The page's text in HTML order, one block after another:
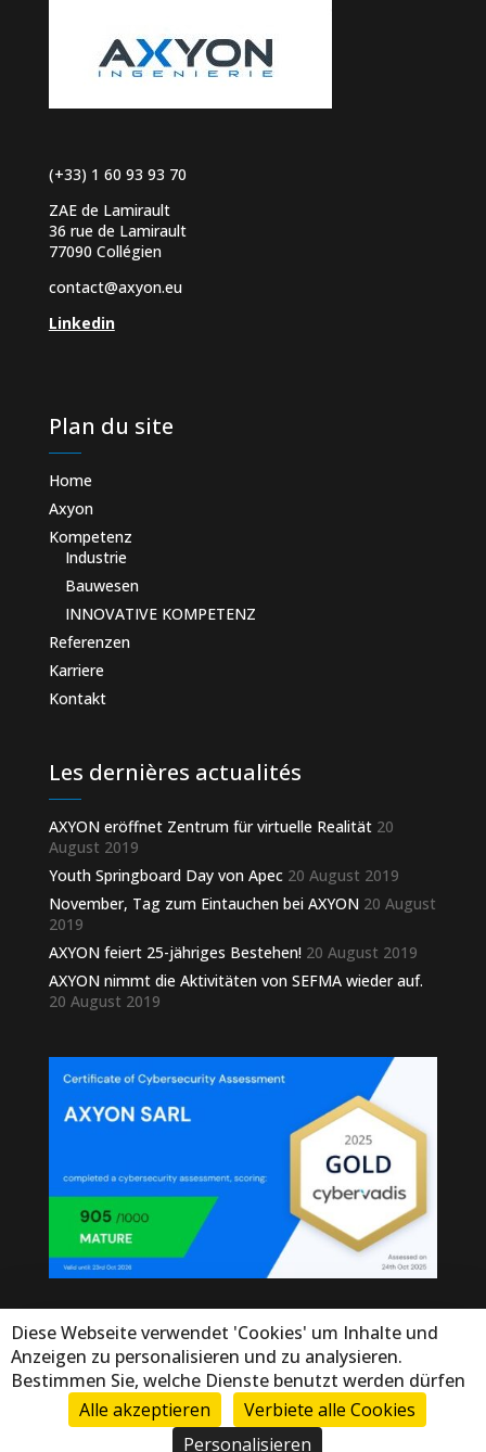
(+33) 1 60 93 93 70
ZAE de Lamirault
36 rue de Lamirault
77090 Collégien
contact@axyon.eu
Linkedin
Plan du site
Home
Axyon
Kompetenz
Industrie
Bauwesen
INNOVATIVE KOMPETENZ
Referenzen
Karriere
Kontakt
Les dernières actualités
AXYON eröffnet Zentrum für virtuelle Realität 20
August 2019
Youth Springboard Day von Apec 20 August 2019
November, Tag zum Eintauchen bei AXYON 20 August
2019
AXYON feiert 25-jähriges Bestehen! 20 August 2019
AXYON nimmt die Aktivitäten von SEFMA wieder auf.
20 August 2019
© Copyright Axyon 2025. Tous droits réservés - by
Atixit
Diese Webseite verwendet 'Cookies' um Inhalte und
Anzeigen zu personalisieren und zu analysieren.
Bestimmen Sie, welche Dienste benutzt werden dürfen
Alle akzeptieren
Verbiete alle Cookies
Personalisieren